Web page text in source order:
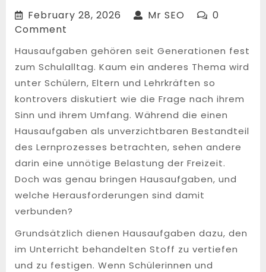
February 28, 2026 February
Mr SEO Mr
0
Comment
Hausaufgaben gehören seit Generationen fest
zum Schulalltag. Kaum ein anderes Thema wird
unter Schülern, Eltern und Lehrkräften so
kontrovers diskutiert wie die Frage nach ihrem
Sinn und ihrem Umfang. Während die einen
Hausaufgaben als unverzichtbaren Bestandteil
des Lernprozesses betrachten, sehen andere
darin eine unnötige Belastung der Freizeit.
Doch was genau bringen Hausaufgaben, und
welche Herausforderungen sind damit
verbunden?
Grundsätzlich dienen Hausaufgaben dazu, den
im Unterricht behandelten Stoff zu vertiefen
und zu festigen. Wenn Schülerinnen und